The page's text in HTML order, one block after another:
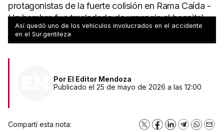
protagonistas de la fuerte colisión en Rama Caída -
Un hombre fue trasladado de urgencia al hospital
local
Así quedó uno de los vehículos involucrados en el accidente
en el Sur.gentileza
Por El Editor Mendoza
Publicado el 25 de mayo de 2026 a las 12:00
Compartí esta nota: X Facebook
LinkedInTelegram